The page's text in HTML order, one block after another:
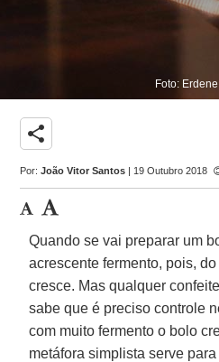
Foto:
share
Por:João Vitor Santos | 19 Outubro 2018
Quando se vai preparar um
acrescente fermento, pois,
cresce. Mas qualquer
sabe que é preciso controle
com muito fermento o bolo
metáfora simplista serve